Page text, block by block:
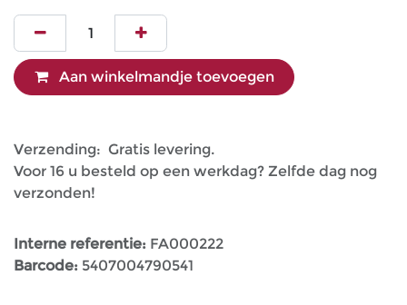
Aan winkelmandje toevoegen
Verzending: Gratis levering.
Voor 16 u besteld op een werkdag? Zelfde dag nog
verzonden!
Interne referentie: FA000222
Barcode: 5407004790541